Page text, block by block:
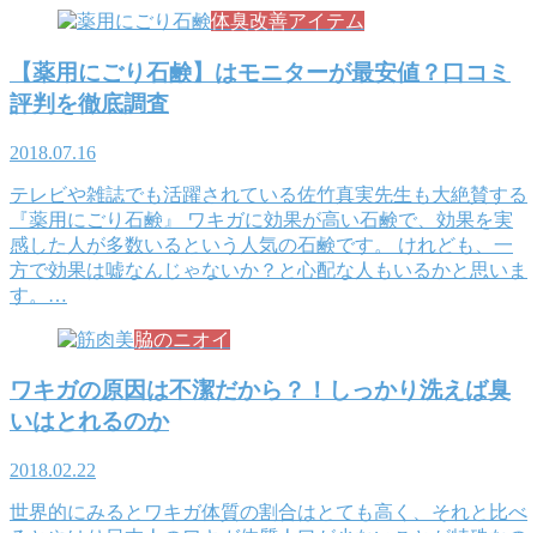
体臭改善アイテム
【薬用にごり石鹸】はモニターが最安値？口コミ
評判を徹底調査
2018.07.16
テレビや雑誌でも活躍されている佐竹真実先生も大絶賛する
『薬用にごり石鹸』 ワキガに効果が高い石鹸で、効果を実
感した人が多数いるという人気の石鹸です。 けれども、一
方で効果は嘘なんじゃないか？と心配な人もいるかと思いま
す。…
脇のニオイ
ワキガの原因は不潔だから？！しっかり洗えば臭
いはとれるのか
2018.02.22
世界的にみるとワキガ体質の割合はとても高く、それと比べ